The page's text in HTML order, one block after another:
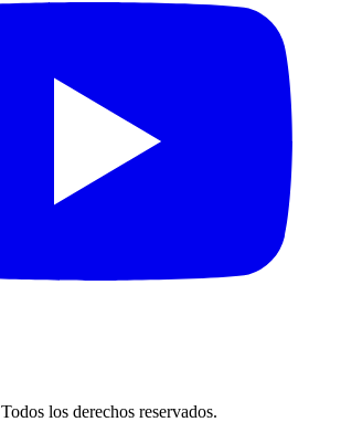
Todos los derechos reservados.